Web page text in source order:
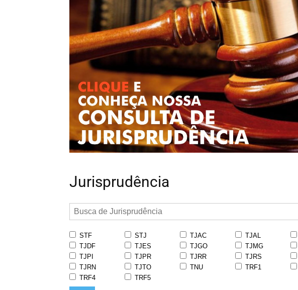
Jurisprudência
STF STJ TJAC TJAL
TJDF
TJES TJGO TJMG
TJPI
TJPR TJRR TJRS
TJRN
TJTO TNU TRF1
TRF4
TRF5